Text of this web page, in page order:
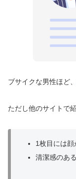
ブサイクな男性ほど、
ただし他のサイトで
1枚目には
清潔感のあ